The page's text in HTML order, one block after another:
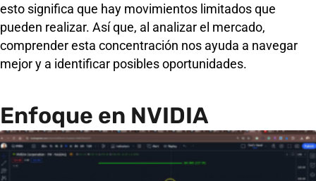
esto significa que hay movimientos limitados que
pueden realizar. Así que, al analizar el mercado,
comprender esta concentración nos ayuda a navegar
mejor y a identificar posibles oportunidades.
Enfoque en NVIDIA